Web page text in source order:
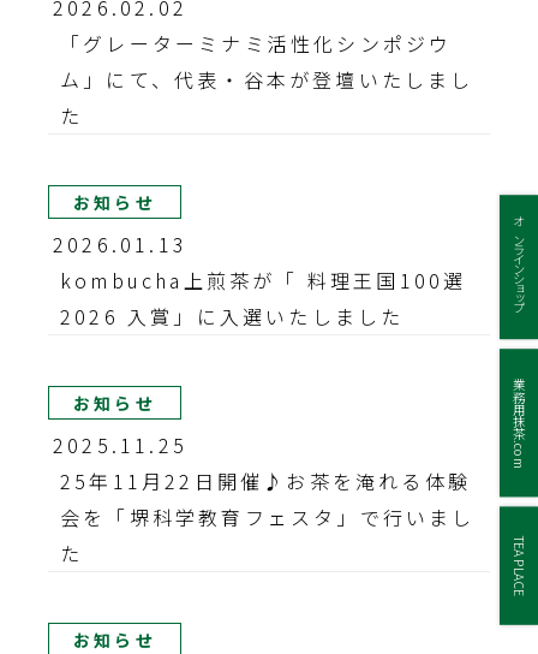
オンラインショップ
業務用抹茶.com
TEA PLACE
2026.02.02
「グレーターミナミ活性化シンポジウ
ム」にて、代表・谷本が登壇いたしまし
た
お知らせ
2026.01.13
kombucha上煎茶が「 料理王国100選
2026 入賞」に入選いたしました
お知らせ
2025.11.25
25年11月22日開催♪お茶を淹れる体験
会を「堺科学教育フェスタ」で行いまし
た
お知らせ